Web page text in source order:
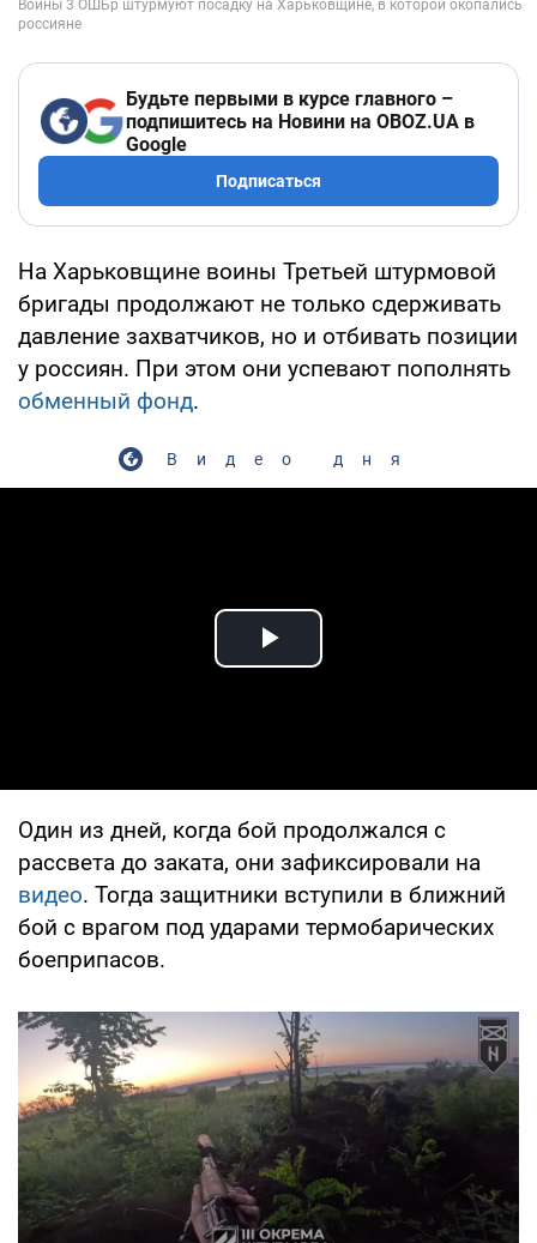
Будьте первыми в курсе главного –
подпишитесь на Новини на OBOZ.UA в
Google
Подписаться
На Харьковщине воины Третьей штурмовой
бригады продолжают не только сдерживать
давление захватчиков, но и отбивать позиции
у россиян. При этом они успевают пополнять
обменный фонд.
Видео дня
Play Video
Один из дней, когда бой продолжался с
рассвета до заката, они зафиксировали на
видео. Тогда защитники вступили в ближний
бой с врагом под ударами термобарических
боеприпасов.